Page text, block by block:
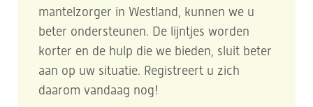
mantelzorger in Westland, kunnen we u
beter ondersteunen. De lijntjes worden
korter en de hulp die we bieden, sluit beter
aan op uw situatie. Registreert u zich
daarom vandaag nog!